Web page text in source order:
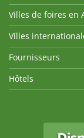
Villes de foires en
Villes
Fournisseurs
Hôtels